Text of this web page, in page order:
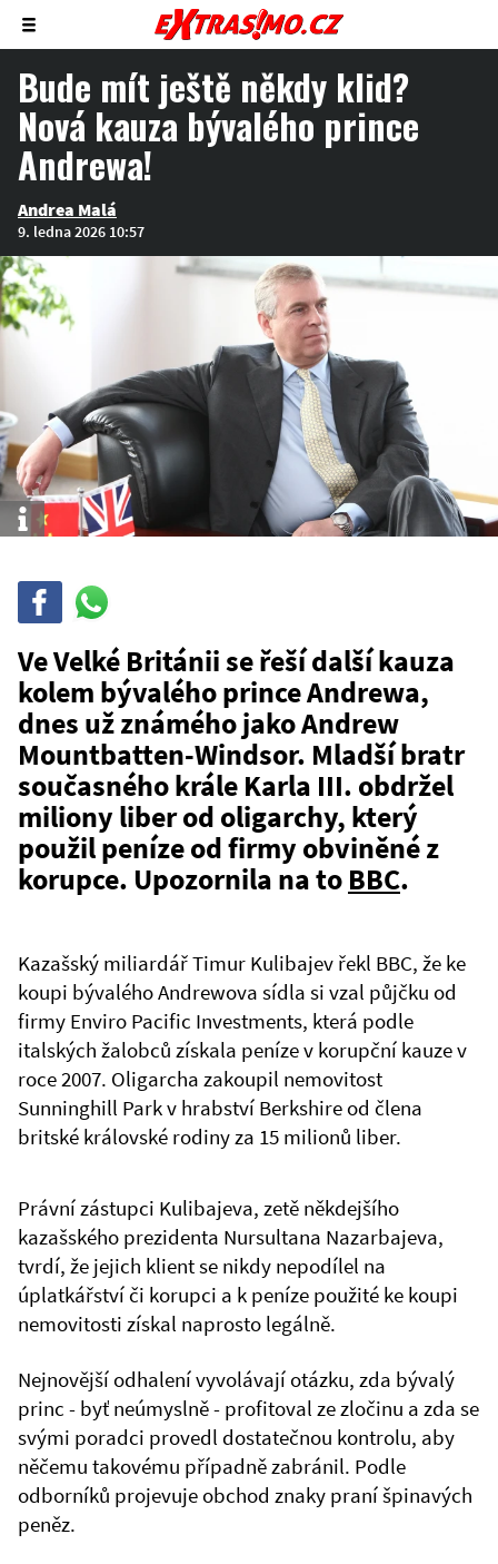
Zobrazit/skrýt
menu
Bude mít ještě někdy klid?
Nová kauza bývalého prince
Andrewa!
Andrea Malá
9. ledna 2026 10:57
Info
Sdílej
WhatsAppu
Ve Velké Británii se řeší další kauza
kolem bývalého prince Andrewa,
dnes už známého jako Andrew
Mountbatten-Windsor. Mladší bratr
současného krále Karla III. obdržel
miliony liber od oligarchy, který
použil peníze od firmy obviněné z
korupce. Upozornila na to BBC.
Kazašský miliardář Timur Kulibajev řekl BBC, že ke
koupi bývalého Andrewova sídla si vzal půjčku od
firmy Enviro Pacific Investments, která podle
italských žalobců získala peníze v korupční kauze v
roce 2007. Oligarcha zakoupil nemovitost
Sunninghill Park v hrabství Berkshire od člena
britské královské rodiny za 15 milionů liber.
Právní zástupci Kulibajeva, zetě někdejšího
kazašského prezidenta Nursultana Nazarbajeva,
tvrdí, že jejich klient se nikdy nepodílel na
úplatkářství či korupci a k peníze použité ke koupi
nemovitosti získal naprosto legálně.
Nejnovější odhalení vyvolávají otázku, zda bývalý
princ - byť neúmyslně - profitoval ze zločinu a zda se
svými poradci provedl dostatečnou kontrolu, aby
něčemu takovému případně zabránil. Podle
odborníků projevuje obchod znaky praní špinavých
peněz.